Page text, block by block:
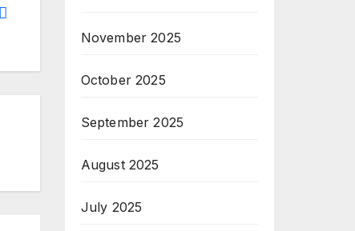
November 2025
October 2025
September 2025
August 2025
July 2025